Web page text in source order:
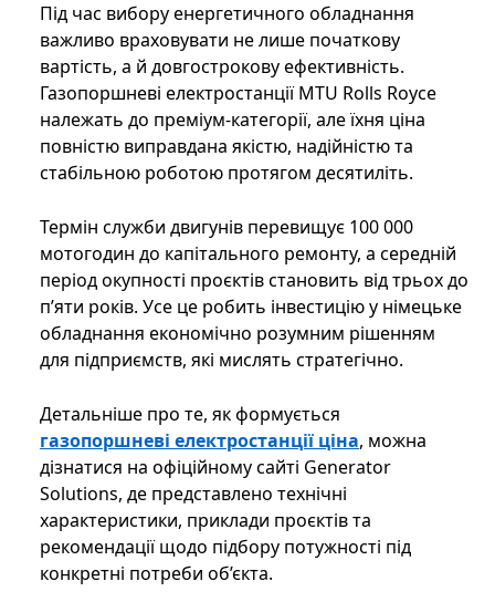
Під час вибору енергетичного обладнання
важливо враховувати не лише початкову
вартість, а й довгострокову ефективність.
Газопоршневі електростанції MTU Rolls Royce
належать до преміум-категорії, але їхня ціна
повністю виправдана якістю, надійністю та
стабільною роботою протягом десятиліть.
Термін служби двигунів перевищує 100 000
мотогодин до капітального ремонту, а середній
період окупності проєктів становить від трьох до
п’яти років. Усе це робить інвестицію у німецьке
обладнання економічно розумним рішенням
для підприємств, які мислять стратегічно.
Детальніше про те, як формується
газопоршневі електростанції ціна, можна
дізнатися на офіційному сайті Generator
Solutions, де представлено технічні
характеристики, приклади проєктів та
рекомендації щодо підбору потужності під
конкретні потреби об’єкта.